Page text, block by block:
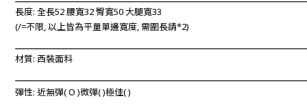
長度: 全長52 腰寬32 臀寬50 大腿寬33
(/=不限, 以上皆為平量單邊寬度, 需圍長請*2)
材質: 西裝面料
彈性: 近無彈(O )微彈()極佳()